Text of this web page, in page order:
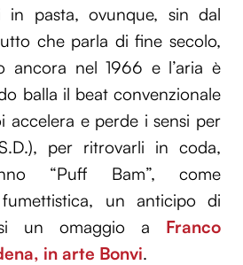
in pasta, ovunque, sin dal
che parla di fine secolo,
ancora nel 1966 e l’aria è
balla il beat convenzionale
accelera e perde i sensi per
per ritrovarli in coda,
“Puff Bam”, come
fumettistica, un anticipo di
un omaggio a Franco
in arte Bonvi.